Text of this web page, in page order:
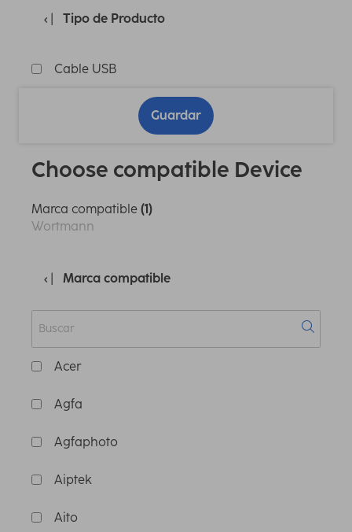
Tipo de Producto
Cable USB
Guardar
Choose compatible Device
Marca compatible (1)
Wortmann
Marca compatible
Acer
Agfa
Agfaphoto
Aiptek
Aito